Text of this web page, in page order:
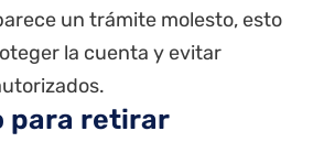
un trámite molesto, esto
la cuenta y evitar
para retirar